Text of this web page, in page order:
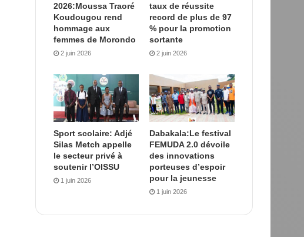
2026:Moussa Traoré
Koudougou rend
hommage aux
femmes de Morondo
2 juin 2026
taux de réussite
record de plus de 97
% pour la promotion
sortante
2 juin 2026
Sport scolaire: Adjé
Silas Metch appelle
le secteur privé à
soutenir l’OISSU
1 juin 2026
Dabakala:Le festival
FEMUDA 2.0 dévoile
des innovations
porteuses d’espoir
pour la jeunesse
1 juin 2026